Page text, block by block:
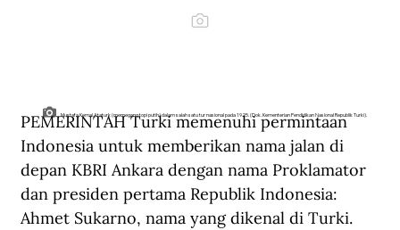
Mustafa Kemal Ataturk (memegang topi putih) dalam salah satu tur nasional pada 1925. (Dok. Kementerian Pendidikan Nasional Republik Turki).
PEMERINTAH Turki memenuhi permintaan
Indonesia untuk memberikan nama jalan di
depan KBRI Ankara dengan nama Proklamator
dan presiden pertama Republik Indonesia:
Ahmet Sukarno, nama yang dikenal di Turki.